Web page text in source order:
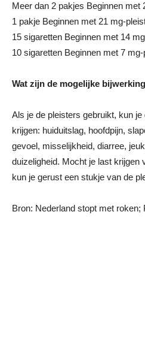
Meer dan 2 pakjes Beginnen met
1 pakje Beginnen met 21 mg-
15 sigaretten Beginnen met 14
10 sigaretten Beginnen met 7
Wat zijn de mogelijke
Als je de pleisters gebruikt, kun
krijgen: huiduitslag, hoofdpijn,
gevoel, misselijkheid, diarree,
duizeligheid. Mocht je last krijgen
kun je gerust een stukje van de
Bron: Nederland stopt met roken;